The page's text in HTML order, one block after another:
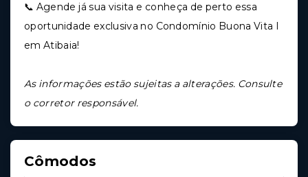
📞 Agende já sua visita e conheça de perto essa
oportunidade exclusiva no Condomínio Buona Vita I
em Atibaia!
As informações estão sujeitas a alterações. Consulte
o corretor responsável.
Cômodos